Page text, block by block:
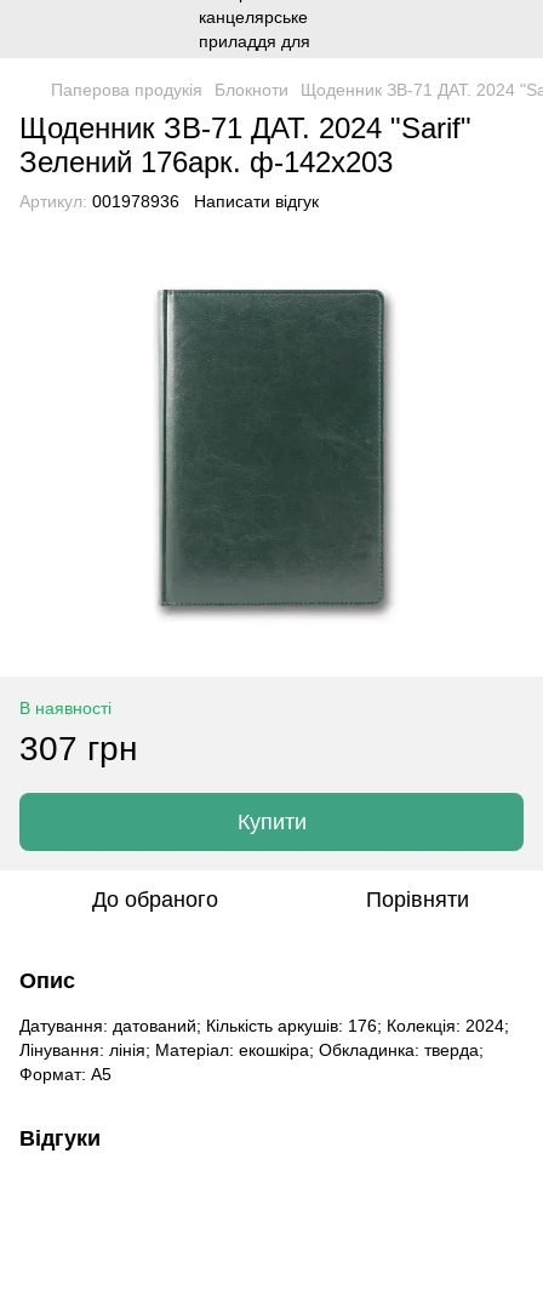
Паперова продукія Блокноти Щоденник ЗВ-71 ДАТ. 2024
Щоденник ЗВ-71 ДАТ. 2024 "Sarif"
Зелений 176арк. ф-142х203
Артикул: 001978936 Написати відгук
В наявності
307 грн
Купити
До обраного Порівняти
Опис
Датування: датований; Кількість аркушів: 176; Колекція: 2024;
Лінування: лінія; Матеріал: екошкіра; Обкладинка: тверда;
Формат: A5
Відгуки